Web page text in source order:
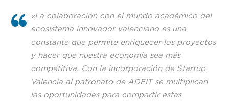
«La colaboración con el mundo académico del
ecosistema innovador valenciano es una
constante que permite enriquecer los proyectos
y hacer que nuestra economía sea más
competitiva. Con la incorporación de Startup
Valencia al patronato de ADEIT se multiplican
las oportunidades para compartir estas